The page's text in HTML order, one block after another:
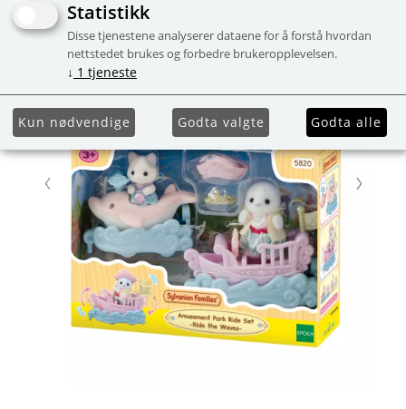
KampanjeStatistikk
Disse tjenestene analyserer dataene for å forstå hvordan
nettstedet brukes og forbedre brukeropplevelsen.
↓ 1 tjeneste
Kun nødvendige Godta valgte Godta alle